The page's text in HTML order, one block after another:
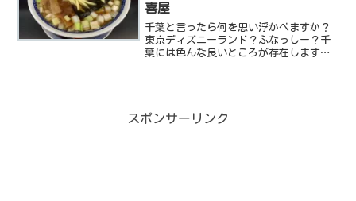
喜屋
千葉と言ったら何を思い浮かべますか？
東京ディズニーランド？ふなっしー？千
葉には色んな良いところが存在します
スポンサーリンク